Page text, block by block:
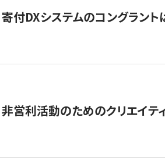
寄付DXシステムのコングラン
非営利活動のためのクリエイテ